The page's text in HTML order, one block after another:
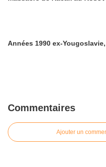
Années 1990 ex-
Commentaires
Ajouter un